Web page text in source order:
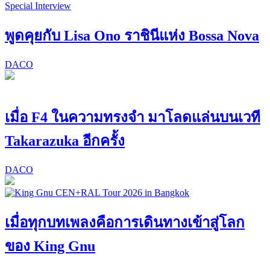
Special Interview
พูดคุยกับ Lisa Ono ราชินีแห่ง Bossa Nova
DACO
เมื่อ F4 ในความทรงจำ มาโลดแล่นบนเวที
Takarazuka อีกครั้ง
DACO
เมื่อทุกบทเพลงคือการเดินทางเข้าสู่โลก
ของ King Gnu